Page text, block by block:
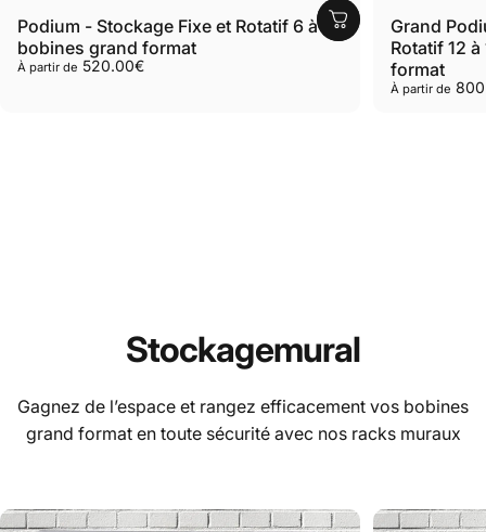
Podium - Stockage Fixe et Rotatif 6 à 12
bobines grand format
À partir de 520.00€
Grand
Rotatif 12
format
À partir de
Stockagemural
Gagnez de l’espace et rangez efficacement vos bobines
grand format en toute sécurité avec nos racks muraux